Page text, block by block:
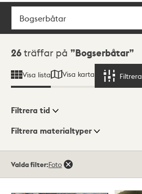
Sök
Sökresultat
26 träffar på Bogserbåtar
Visa lista Visa karta Filtrera
Visningsläge
Filtrera tid
Filtrera materialtyper
träffar
Valda filter:Foto